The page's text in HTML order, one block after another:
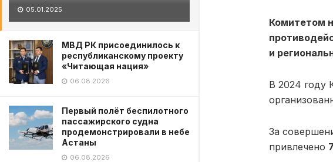
05.01.2025
МВД РК присоединилось к
республиканскому проекту
«Читающая нация»
06.08.2026
Первый полёт беспилотного
пассажирского судна
продемонстрировали в небе
Астаны
06.08.2026
Комитетом
и
В 2024 году
За
привлечено